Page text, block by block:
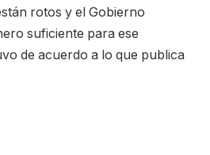
rotos y el Gobierno
suficiente para ese
de acuerdo a lo que publica